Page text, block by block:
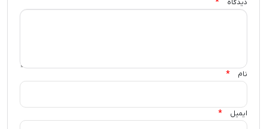
دیدگاه *
نام *
ایمیل *